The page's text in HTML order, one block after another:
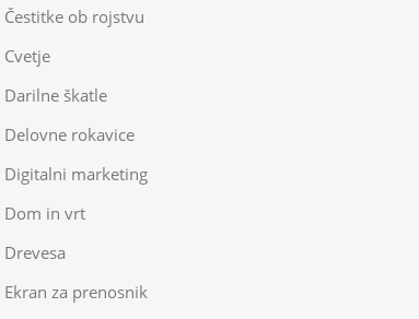
Čestitke ob rojstvu
Cvetje
Darilne škatle
Delovne rokavice
Digitalni marketing
Dom in vrt
Drevesa
Ekran za prenosnik